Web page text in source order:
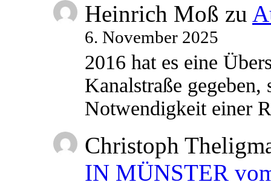
Heinrich Moß zu
6. November 2025
2016 hat es eine
Kanalstraße
Notwendigkeit einer
Christoph
IN MÜNSTER